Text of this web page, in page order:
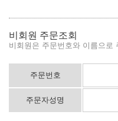
비회원 주문조회
비회원은 주문번호와 이름으로
주문번호
주문자성명